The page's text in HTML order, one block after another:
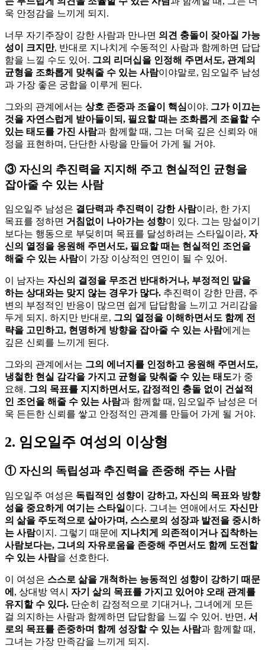
욱 안정감을 느끼게 되지.
너무 자기주장이 강한 사람과 만나면 의견 충돌이 잦아질 가능
성이 크지만, 반대로 지나치게 수동적인 사람과 함께하면 답답
함을 느낄 수도 있어. 그의 리더십을 인정해 주면서도, 관계의
균형을 조화롭게 맞춰줄 수 있는 사람이야말로, 임오일주 남성
과 가장 좋은 궁합을 이루게 된다.
그와의 관계에서는 상호 존중과 조율이 핵심이야. 그가 이끄는
것을 자연스럽게 받아들이되, 필요할 때는 조화롭게 조율할 수
있는 태도를 가진 사람과 함께할 때, 그는 더욱 깊은 신뢰와 애
정을 표현하며, 단단한 사랑을 만들어 가게 될 거야.
③ 자신의 추진력을 지지해 주고 현실적인 균형을
잡아줄 수 있는 사람
임오일주 남성은 결단력과 추진력이 강한 사람이라, 한 가지
목표를 정하면 거침없이 나아가는 성향이 있다. 그는 망설이기
보다는 행동으로 부딪히며 목표를 달성하려는 스타일이라, 자
신의 열정을 응원해 주면서도, 필요할 때는 현실적인 조언을
해줄 수 있는 사람이 가장 이상적인 연인이 될 수 있어.
이 남자는 자신의 결정을 무조건 반대하거나, 부정적인 말을
하는 상대와는 맞지 않는 경우가 많다. 추진력이 강한 만큼, 주
변의 부정적인 반응이 많으면 쉽게 답답함을 느끼고 거리감을
두게 되지. 하지만 반대로, 그의 열정을 이해하면서도 함께 전
략을 고민하고, 현명하게 방향을 잡아줄 수 있는 사람에게는
깊은 신뢰를 느끼게 된다.
그와의 관계에서는 그의 에너지를 인정하고 응원해 주면서도,
냉철한 현실 감각을 가지고 균형을 맞춰줄 수 있는 태도가 중
요해. 그의 목표를 지지하면서도, 감정적인 충돌 없이 건설적
인 조언을 해줄 수 있는 사람과 함께할 때, 임오일주 남성은 더
욱 든든한 신뢰를 쌓고 안정적인 관계를 만들어 가게 될 거야.
2. 임오일주 여성의 이상형
① 자신의 독립성과 추진력을 존중해 주는 사람
임오일주 여성은 독립적인 성향이 강하고, 자신의 목표와 방향
성을 중요하게 여기는 스타일 이다. 그녀는 연애에서도 자신만
의 삶을 주도적으로 살아가며, 스스로의 성장과 발전을 중시하
는 사람이지. 그렇기 때문에 지나치게 의존적이거나 집착하는
사람보다는, 그녀의 자유로움을 존중해 주면서도 함께 도전할
수 있는 사람을 선호한다.
이 여성은 스스로 삶을 개척하는 능동적인 성향이 강하기 때문
에 , 상대방 역시 자기 삶의 목표를 가지고 있어야 오래 관계를
유지할 수 있다. 단순히 감정적으로 기대거나, 그녀에게 모든
걸 의지하는 사람과 함께하면 답답함을 느낄 수 있어. 반면, 서
로의 목표를 존중하며 함께 성장할 수 있는 사람과 함께할 때,
그녀는 가장 만족감을 느끼게 되지.